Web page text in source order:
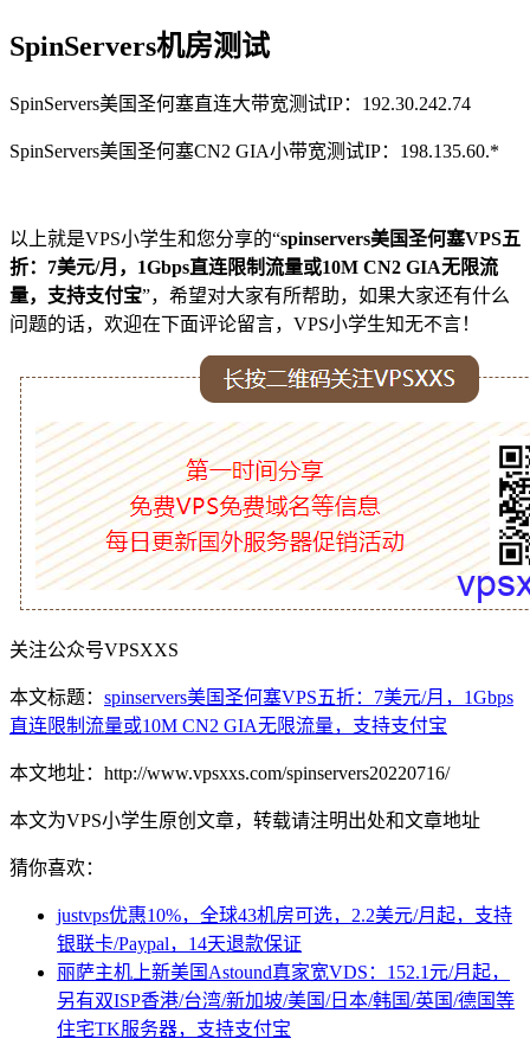
SpinServers机房测试
SpinServers美国圣何塞直连大带宽测试IP：192.30.242.74
SpinServers美国圣何塞CN2 GIA小带宽测试IP：198.135.60.*
以上就是VPS小学生和您分享的“spinservers美国圣何塞VPS五
折：7美元/月，1Gbps直连限制流量或10M CN2 GIA无限流
量，支持支付宝”，希望对大家有所帮助，如果大家还有什么
问题的话，欢迎在下面评论留言，VPS小学生知无不言！
关注公众号VPSXXS
本文标题： spinservers美国圣何塞VPS五折：7美元/月，1Gbps
直连限制流量或10M CN2 GIA无限流量，支持支付宝
本文地址：http://www.vpsxxs.com/spinservers20220716/
本文为VPS小学生原创文章，转载请注明出处和文章地址
猜你喜欢：
justvps优惠10%，全球43机房可选，2.2美元/月起，支持
银联卡/Paypal，14天退款保证
丽萨主机上新美国Astound真家宽VDS：152.1元/月起，
另有双ISP香港/台湾/新加坡/美国/日本/韩国/英国/德国等
住宅TK服务器，支持支付宝